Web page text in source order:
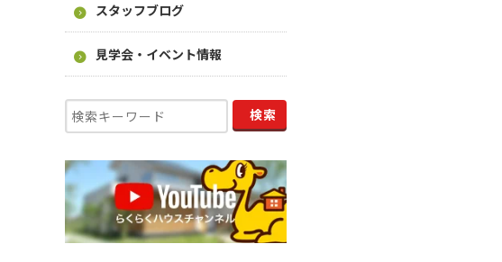
スタッフブログ
見学会・イベント情報